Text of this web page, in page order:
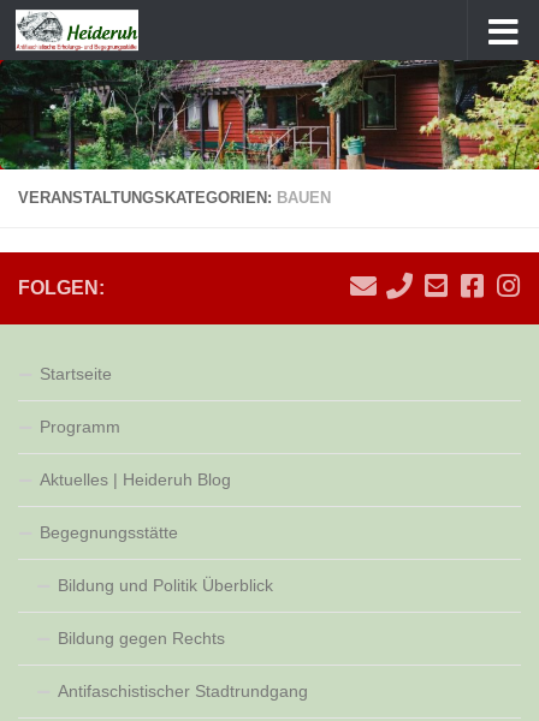
Zum Inhalt springen
VERANSTALTUNGSKATEGORIEN: BAUEN
FOLGEN:
Startseite
Programm
Aktuelles | Heideruh Blog
Begegnungsstätte
Bildung und Politik Überblick
Bildung gegen Rechts
Antifaschistischer Stadtrundgang